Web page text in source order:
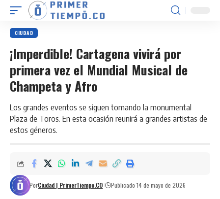
CIUDAD
¡Imperdible! Cartagena vivirá por
primera vez el Mundial Musical de
Champeta y Afro
Los grandes eventos se siguen tomando la monumental
Plaza de Toros. En esta ocasión reunirá a grandes artistas de
estos géneros.
PorCiudad | PrimerTiempo.CO Publicado 14 de mayo de 2026